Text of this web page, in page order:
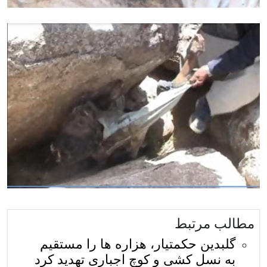
مطالب مرتبط
گلبدین حکمتیار، هزاره ها را مستقیم
به نسل کشی و کوچ اجباری تهدید کرد